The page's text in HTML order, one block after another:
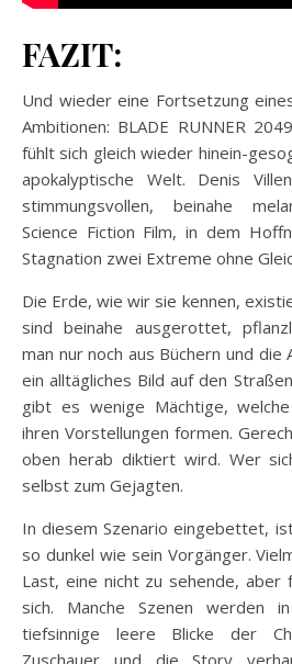
FAZIT:
Und wieder eine Fortsetzung
Ambitionen: BLADE RUNNER
fühlt sich gleich wieder hinein-
apokalyptische Welt. Denis
stimmungsvollen, beinahe
Science Fiction Film, in dem
Stagnation zwei Extreme ohne
Die Erde, wie wir sie kennen,
sind beinahe ausgerottet,
man nur noch aus Büchern und
ein alltägliches Bild auf den
gibt es wenige Mächtige,
ihren Vorstellungen formen.
oben herab diktiert wird. Wer
selbst zum Gejagten.
In diesem Szenario eingebettet,
so dunkel wie sein Vorgänger.
Last, eine nicht zu sehende, aber
sich. Manche Szenen werden
tiefsinnige leere Blicke der
Zuschauer und die Story